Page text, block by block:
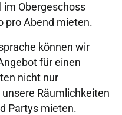
im Obergeschoss
pro Abend mieten.
können wir
für einen
nicht nur
Räumlichkeiten
Partys mieten.